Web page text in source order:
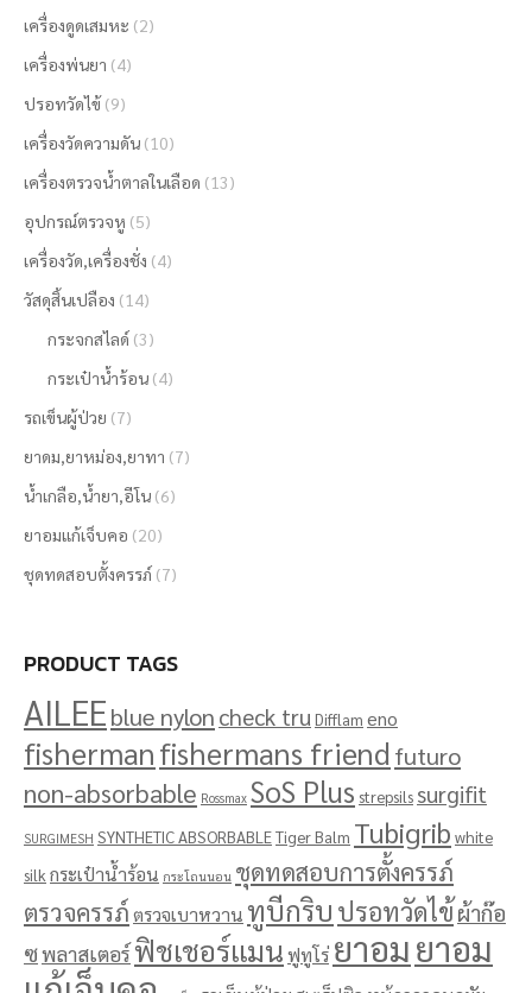
เครื่องดูดเสมหะ (2)
เครื่องพ่นยา (4)
ปรอทวัดไข้ (9)
เครื่องวัดความดัน (10)
เครื่องตรวจน้ำตาลในเลือด (13)
อุปกรณ์ตรวจหู (5)
เครื่องวัด,เครื่องชั่ง (4)
วัสดุสิ้นเปลือง (14)
กระจกสไลด์ (3)
กระเป๋าน้ำร้อน (4)
รถเข็นผู้ป่วย (7)
ยาดม,ยาหม่อง,ยาทา (7)
น้ำเกลือ,น้ำยา,อีโน (6)
ยาอมแก้เจ็บคอ (20)
ชุดทดสอบตั้งครรภ์ (7)
PRODUCT TAGS
AILEEblue nylon check tru Difflam eno
fishermanfishermans friend futuro
non-absorbable Rossmax SoS Plus strepsils surgifit
SURGIMESH SYNTHETIC ABSORBABLETiger Balm Tubigrib white
silk กระเป๋าน้ำร้อน กระโถนนอน ชุดทดสอบการตั้งครรภ์
ตรวจครรภ์ตรวจเบาหวาน ทูบีกริบ ปรอทวัดไข้ผ้าก๊อ
ซพลาสเตอร์ฟิชเชอร์แมนฟูทูโร่ ยาอมยาอม